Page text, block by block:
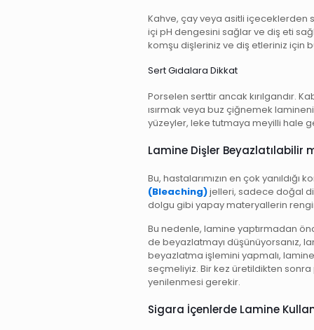
Kahve, çay veya asitli içeceklerden
içi pH dengesini sağlar ve diş eti
komşu dişleriniz ve diş etleriniz için
Sert Gıdalara Dikkat
Porselen serttir ancak kırılgandır.
ısırmak veya buz çiğnemek
yüzeyler, leke tutmaya meyilli hale
Lamine Dişler Beyazlatılabilir
Bu, hastalarımızın en çok yanıldığı
(Bleaching)jelleri, sadece doğal
dolgu gibi yapay materyallerin
Bu nedenle, lamine yaptırmadan
de beyazlatmayı düşünüyorsanız,
beyazlatma işlemini yapmalı,
seçmeliyiz. Bir kez üretildikten
yenilenmesi gerekir.
Sigara İçenlerde Lamine